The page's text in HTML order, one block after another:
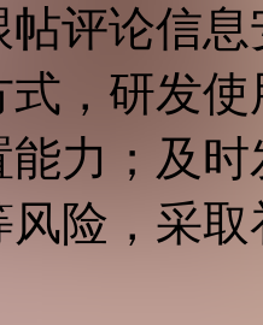
帖评论信
，研发
力；及
险，采